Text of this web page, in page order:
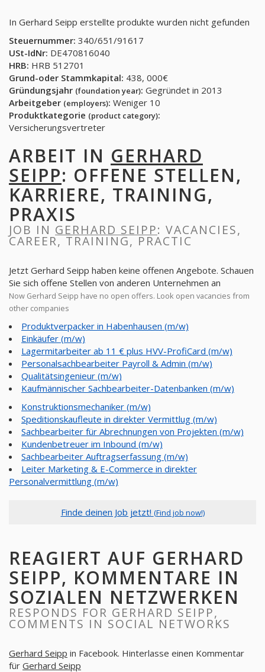
In Gerhard Seipp erstellte produkte wurden nicht gefunden
Steuernummer: 340/651/91617
USt-IdNr: DE470816040
HRB: HRB 512701
Grund-oder Stammkapital: 438, 000€
Gründungsjahr (foundation year): Gegründet in 2013
Arbeitgeber (employers): Weniger 10
Produktkategorie (product category):
Versicherungsvertreter
ARBEIT IN GERHARD
SEIPP: OFFENE STELLEN,
KARRIERE, TRAINING,
PRAXIS
JOB IN GERHARD SEIPP: VACANCIES,
CAREER, TRAINING, PRACTIC
Jetzt Gerhard Seipp haben keine offenen Angebote. Schauen
Sie sich offene Stellen von anderen Unternehmen an
Now Gerhard Seipp have no open offers. Look open vacancies from
other companies
Produktverpacker in Habenhausen (m/w)
Einkäufer (m/w)
Lagermitarbeiter ab 11 € plus HVV-ProfiCard (m/w)
Personalsachbearbeiter Payroll & Admin (m/w)
Qualitätsingenieur (m/w)
Kaufmännischer Sachbearbeiter-Datenbanken (m/w)
Konstruktionsmechaniker (m/w)
Speditionskaufleute in direkter Vermittlug (m/w)
Sachbearbeiter für Abrechnungen von Projekten (m/w)
Kundenbetreuer im Inbound (m/w)
Sachbearbeiter Auftragserfassung (m/w)
Leiter Marketing & E-Commerce in direkter
Personalvermittlung (m/w)
Finde deinen Job jetzt! (Find job now!)
REAGIERT AUF GERHARD
SEIPP, KOMMENTARE IN
SOZIALEN NETZWERKEN
RESPONDS FOR GERHARD SEIPP,
COMMENTS IN SOCIAL NETWORKS
Gerhard Seipp in Facebook. Hinterlasse einen Kommentar
für Gerhard Seipp